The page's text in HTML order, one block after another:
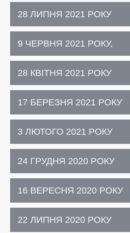
28 ЛИПНЯ 2021 РОКУ
9 ЧЕРВНЯ 2021 РОКУ,
28 КВІТНЯ 2021 РОКУ
17 БЕРЕЗНЯ 2021 РОКУ
3 ЛЮТОГО 2021 РОКУ
24 ГРУДНЯ 2020 РОКУ
16 ВЕРЕСНЯ 2020 РОКУ
22 ЛИПНЯ 2020 РОКУ